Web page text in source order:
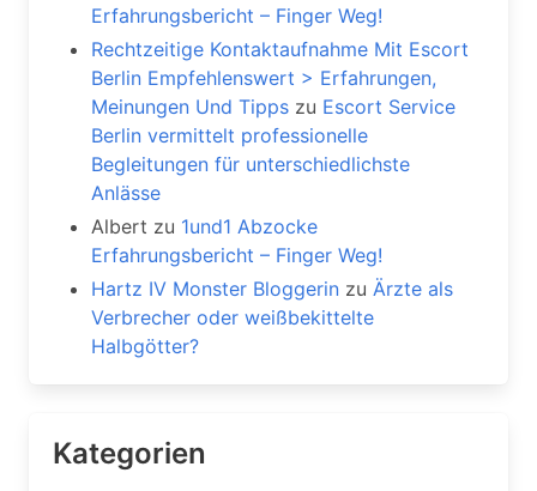
Erfahrungsbericht – Finger Weg!
Rechtzeitige Kontaktaufnahme Mit Escort
Berlin Empfehlenswert > Erfahrungen,
Meinungen Und Tipps zu Escort Service
Berlin vermittelt professionelle
Begleitungen für unterschiedlichste
Anlässe
Albert zu 1und1 Abzocke
Erfahrungsbericht – Finger Weg!
Hartz IV Monster Bloggerin zu Ärzte als
Verbrecher oder weißbekittelte
Halbgötter?
Kategorien